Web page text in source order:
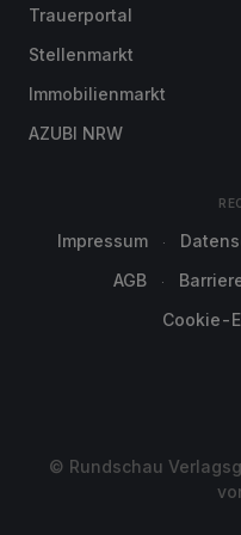
Trauerportal
Stellenmarkt
Immobilienmarkt
AZUBI NRW
Impressum
AGB
Cookie-
© Rundschau